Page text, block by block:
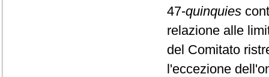
47-quinquies
relazione alle
del Comitato
l'eccezione